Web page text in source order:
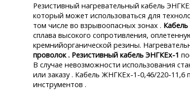
Резистивный нагревательный кабель
который может использоваться для
том числе во взрывоопасных зонах .
сплава высокого сопротивления,
кремнийорганической резины.
проволок . Резистивный кабель ЭНГКЕх-1
В случае невозможности использования
или заказу . Кабель ЖНГКЕх-1-0,46/220-
инструментов .